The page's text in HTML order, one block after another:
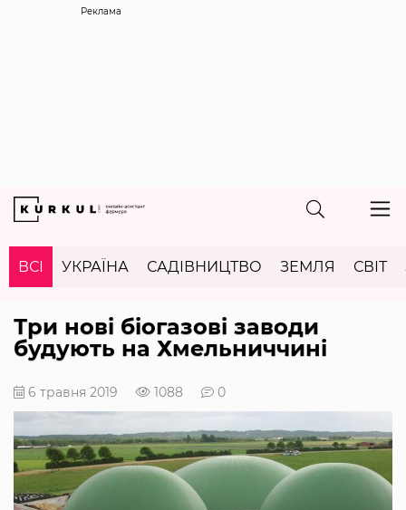
Реклама
ВСІ УКРАЇНА САДІВНИЦТВО ЗЕМЛЯ СВІТ
Три нові біогазові заводи
будують на Хмельниччині
6 травня 2019 1088 0